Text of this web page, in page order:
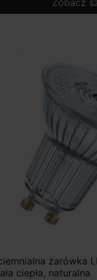
Zobacz
żarówka
ciepła, naturalna